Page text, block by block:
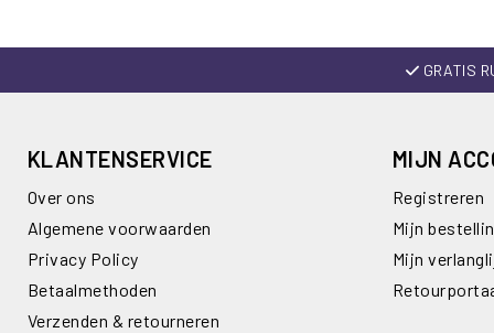
GRATIS
KLANTENSERVICE
Over ons
Algemene voorwaarden
Privacy Policy
Betaalmethoden
Verzenden & retourneren
MIJN
Registreren
Mijn
Mijn